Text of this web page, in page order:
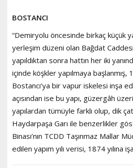
BOSTANCI
“Demiryolu öncesinde birkaç küçük
yerleşim düzeni olan Bağdat
yapıldıktan sonra hattın her iki
içinde köşkler yapılmaya başlanmış,
Bostancı’ya bir vapur iskelesi inşa
açısından ise bu yapı, güzergâh
yapılardan tümüyle farklı olup, dik
Haydarpaşa Garı ile benzerlikler
Binası’nın TCDD Taşınmaz Mallar
edilen yapım yılı verisi, 1874 yılına